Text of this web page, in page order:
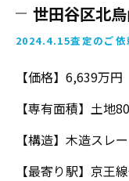
世田谷区北
2024.4.15査定のご依
【価格】6,639万円
【専有面積】土
【構造】木造スレ
【最寄り駅】京王